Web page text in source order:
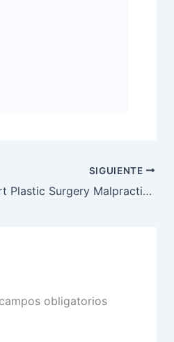
SIGUIENTE
Expert Plastic Surgery Malpractice Lawyers in Cartagena, Colombia
obligatorios